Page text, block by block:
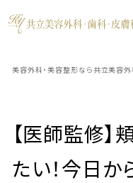
美容外科・美容整形なら共立美容外
【医師監修
たい！今日か